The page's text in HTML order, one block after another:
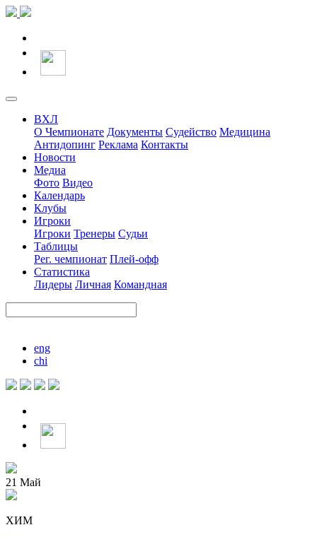
ВХЛ
О Чемпионате Документы Судейство Медицина
Антидопинг Реклама Контакты
Новости
Медиа
Фото Видео
Календарь
Клубы
Игроки
Игроки Тренеры Судьи
Таблицы
Рег. чемпионат Плей-офф
Статистика
Лидеры Личная Командная
eng
chi
21 Май
ХИМ